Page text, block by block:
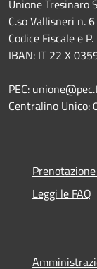
Unione Tresinaro
C.so Vallisneri n.
Codice Fiscale e
IBAN: IT 22 X
PEC:
Centralino Unico:
Leggi le FAQ